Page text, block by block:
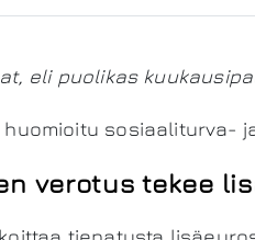
eli puolikas
huomioitu sosiaaliturva-
verotus tekee